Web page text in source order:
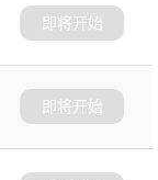
即将开始
即将开始